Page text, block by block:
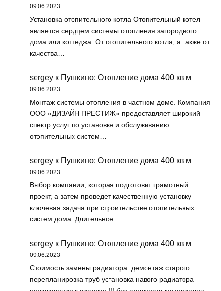
09.06.2023
Установка отопительного котла Отопительный котел
является сердцем системы отопления загородного
дома или коттеджа. От отопительного котла, а также от
качества…
sergey к Пушкино: Отопление дома 400 кв м
09.06.2023
Монтаж системы отопления в частном доме. Компания
ООО «ДИЗАЙН ПРЕСТИЖ» предоставляет широкий
спектр услуг по установке и обслуживанию
отопительных систем…
sergey к Пушкино: Отопление дома 400 кв м
09.06.2023
Выбор компании, которая подготовит грамотный
проект, а затем проведет качественную установку —
ключевая задача при строительстве отопительных
систем дома. Длительное…
sergey к Пушкино: Отопление дома 400 кв м
09.06.2023
Стоимость замены радиатора: демонтаж старого
перепланировка труб установка навого радиатора